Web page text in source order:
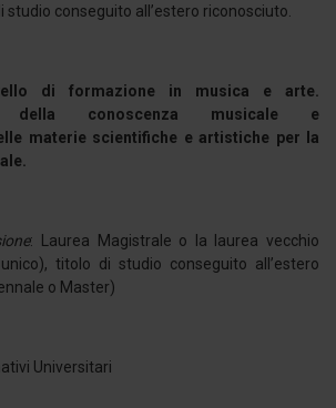
conseguito all’estero riconosciuto.
di formazione in musica e arte.
della conoscenza musicale e
materie scientifiche e artistiche per la
: Laurea Magistrale o la laurea vecchio
titolo di studio conseguito all’estero
o Master)
Universitari